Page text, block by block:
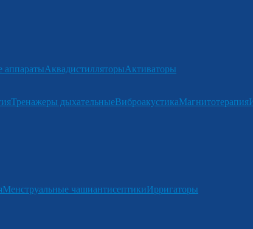
аппаратыАквадистилляторыАктиваторы
Тренажеры дыхательныеВиброакустикаМагнитотерапия
Менструальные чашиантисептикиИрригаторы